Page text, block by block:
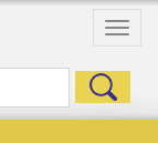
Menü